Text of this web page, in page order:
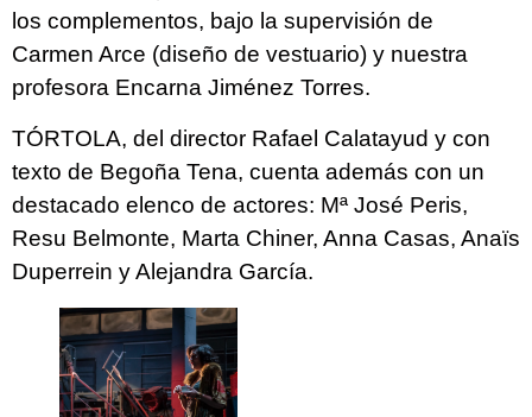
los complementos, bajo la supervisión de
Carmen Arce (diseño de vestuario) y nuestra
profesora Encarna Jiménez Torres.
TÓRTOLA, del director Rafael Calatayud y con
texto de Begoña Tena, cuenta además con un
destacado elenco de actores: Mª José Peris,
Resu Belmonte, Marta Chiner, Anna Casas, Anaïs
Duperrein y Alejandra García.